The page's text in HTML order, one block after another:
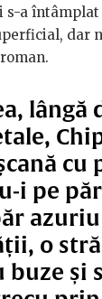
s-a întâmplat
dar
lângă
cu
i pe
o
buze și